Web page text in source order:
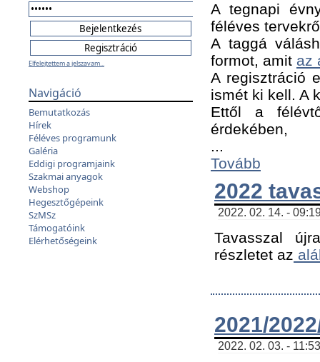
Elfelejtettem a jelszavam...
Navigáció
Bemutatkozás
Hírek
Féléves programunk
Galéria
Eddigi programjaink
Szakmai anyagok
Webshop
Hegesztőgépeink
SzMSz
Támogatóink
Elérhetőségeink
A tegnapi
féléves
A taggá
formot, amit az
A regisztráció
ismét ki kell. A
Ettől a
érdekében,
...
Tovább
2022
2022. 02. 14. -
Tavasszal
részletet az
2021/
2022. 02. 03. -